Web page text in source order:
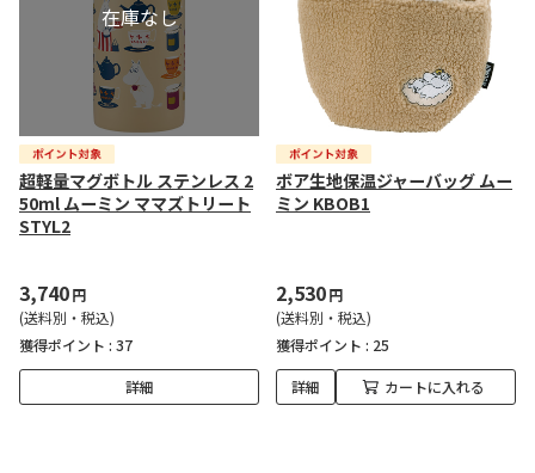
超軽量マグボトル ステンレス 2
50ml ムーミン ママズトリート
STYL2
3,740円
(送料別・税込)
獲得ポイント : 37
詳細
ボア生地保温ジャーバッグ ムー
ミン KBOB1
2,530円
(送料別・税込)
獲得ポイント : 25
詳細 カートに入れる